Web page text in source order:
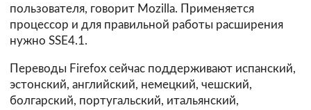
пользователя, говорит Mozilla. Применяется
процессор и для правильной работы расширения
нужно SSE4.1.
Переводы Firefox сейчас поддерживают испанский,
эстонский, английский, немецкий, чешский,
болгарский, португальский, итальянский,